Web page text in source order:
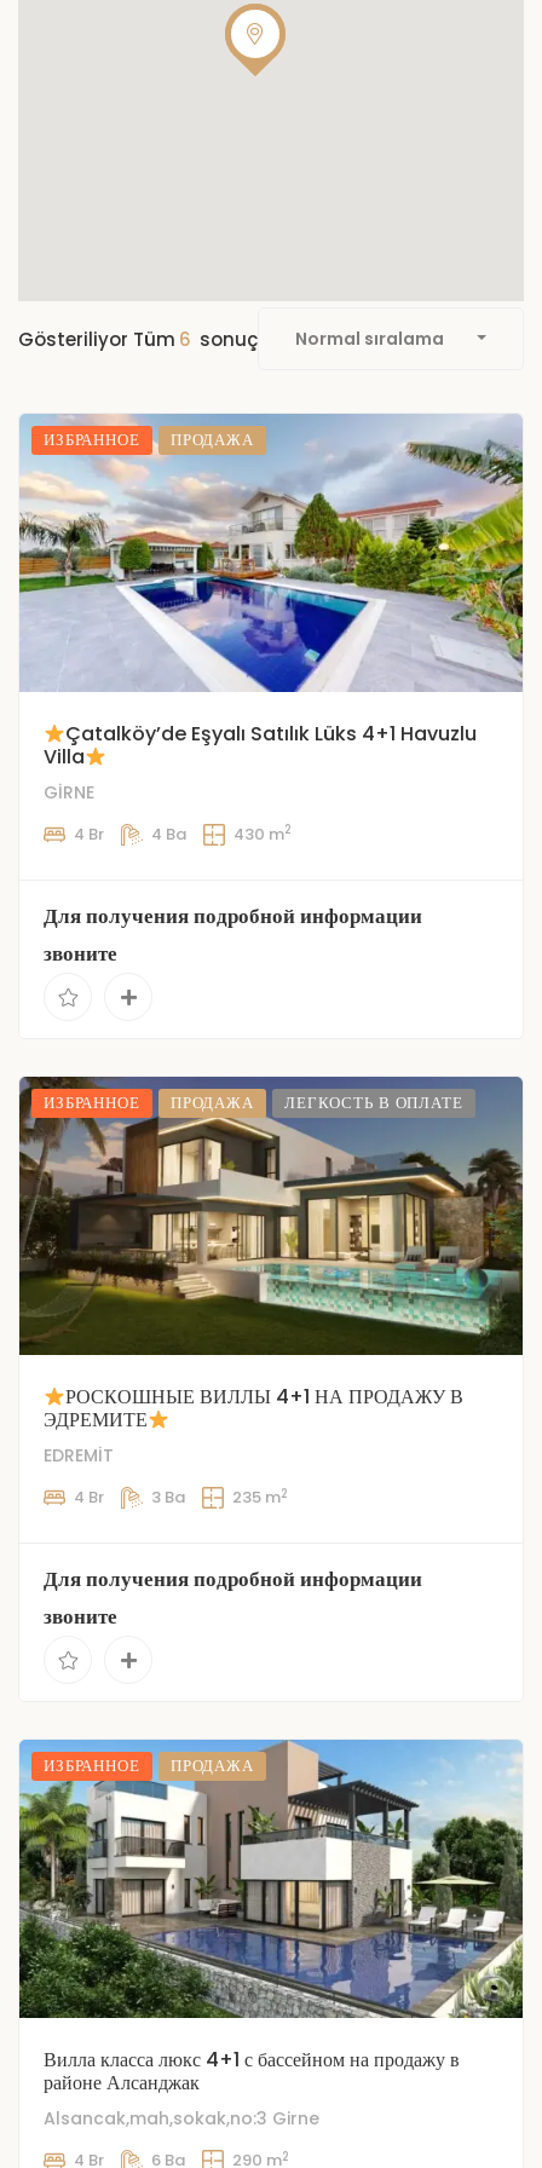
Gösteriliyor Tüm 6 sonuç Normal sıralama
ИЗБРАННОЕ ПРОДАЖА
Çatalköy’de Eşyalı Satılık Lüks 4+1 Havuzlu
Villa
GİRNE
4 Br 4 Ba 430 m2
Для получения подробной информации
звоните
ИЗБРАННОЕ ПРОДАЖА ЛЕГКОСТЬ В ОПЛАТЕ
РОСКОШНЫЕ ВИЛЛЫ 4+1 НА ПРОДАЖУ В
ЭДРЕМИТЕ
EDREMİT
4 Br 3 Ba 235 m2
Для получения подробной информации
звоните
ИЗБРАННОЕ ПРОДАЖА
Вилла класса люкс 4+1 с бассейном на продажу в
районе Алсанджак
Alsancak,mah,sokak,no:3 Girne
4 Br 6 Ba 290 m2